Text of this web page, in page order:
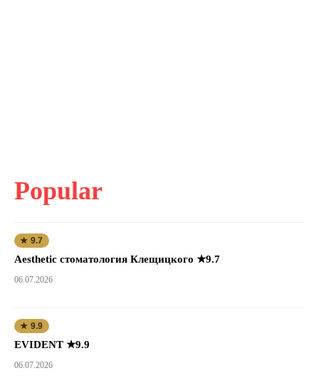
Popular
★ 9.7
Aesthetic стоматология Клещицкого ★9.7
06.07.2026
★ 9.9
EVIDENT ★9.9
06.07.2026